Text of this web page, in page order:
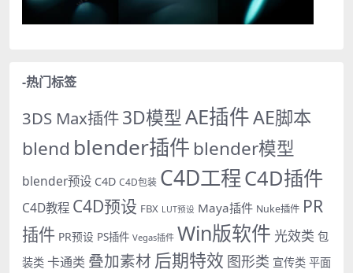
-热门标签
3DS Max插件3D模型AE插件AE脚本
blend blender插件 blender模型
blender预设 C4D C4D包装 C4D工程C4D插件
C4D教程 C4D预设 FBX LUT预设 Maya插件 Nuke插件 PR
插件 PR预设 PS插件 Vegas插件 Win版软件 光效类 包
装类 卡通类 叠加素材 后期特效 图形类 宣传类 平面